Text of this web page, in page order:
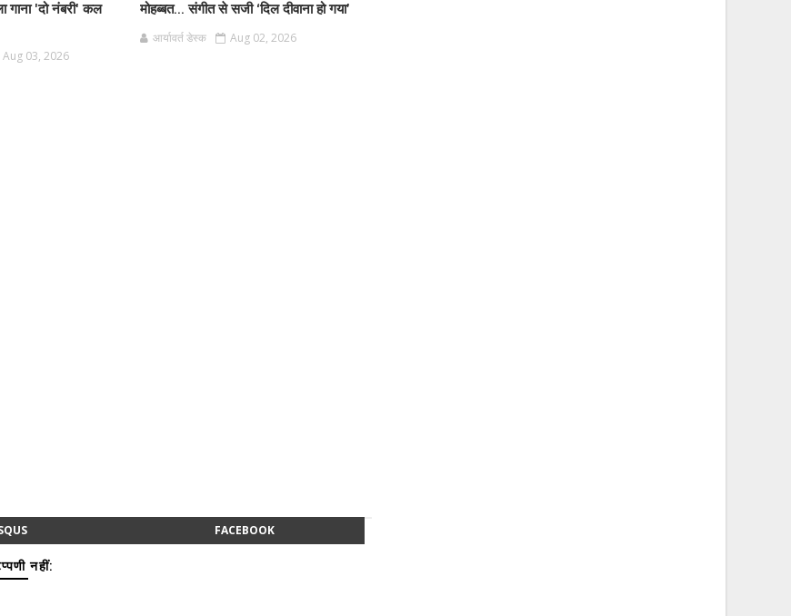
गाना 'दो नंबरी' कल
Aug 03, 2026
मोहब्बत... संगीत से सजी ‘दिल दीवाना हो गया’
आर्यावर्त डेस्क Aug 02, 2026
FACEBOOK
नहीं: